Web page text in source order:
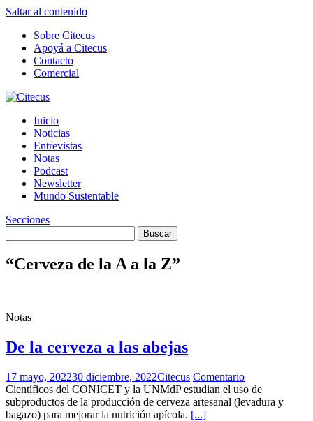
Saltar al contenido
Sobre Citecus
Apoyá a Citecus
Contacto
Comercial
Inicio
Noticias
Entrevistas
Notas
Podcast
Newsletter
Mundo Sustentable
Secciones
“Cerveza de la A a la Z”
Notas
De la cerveza a las abejas
17 mayo, 202230 diciembre, 2022Citecus Comentario
Científicos del CONICET y la UNMdP estudian el uso de
subproductos de la producción de cerveza artesanal (levadura y
bagazo) para mejorar la nutrición apícola. [...]